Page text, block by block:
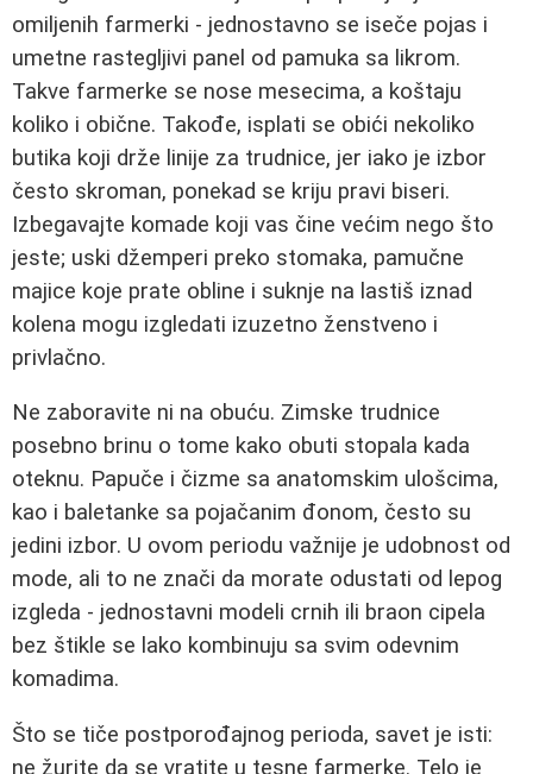
omiljenih farmerki - jednostavno se iseče pojas i
umetne rastegljivi panel od pamuka sa likrom.
Takve farmerke se nose mesecima, a koštaju
koliko i obične. Takođe, isplati se obići nekoliko
butika koji drže linije za trudnice, jer iako je izbor
često skroman, ponekad se kriju pravi biseri.
Izbegavajte komade koji vas čine većim nego što
jeste; uski džemperi preko stomaka, pamučne
majice koje prate obline i suknje na lastiš iznad
kolena mogu izgledati izuzetno ženstveno i
privlačno.
Ne zaboravite ni na obuću. Zimske trudnice
posebno brinu o tome kako obuti stopala kada
oteknu. Papuče i čizme sa anatomskim ulošcima,
kao i baletanke sa pojačanim đonom, često su
jedini izbor. U ovom periodu važnije je udobnost od
mode, ali to ne znači da morate odustati od lepog
izgleda - jednostavni modeli crnih ili braon cipela
bez štikle se lako kombinuju sa svim odevnim
komadima.
Što se tiče postporođajnog perioda, savet je isti:
ne žurite da se vratite u tesne farmerke. Telo je